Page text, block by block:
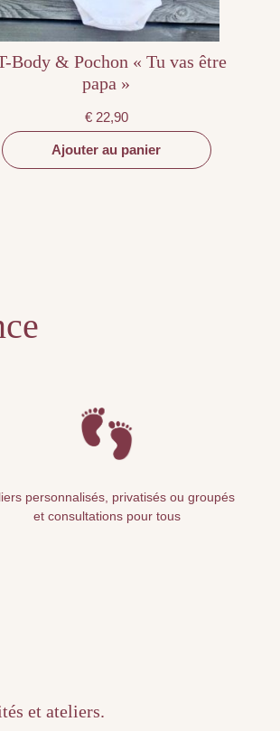
Body & Pochon « Tu vas être
papa »
€22,90
Ajouter au panier
personnalisés, privatisés ou groupés
et consultations pour tous
et ateliers.